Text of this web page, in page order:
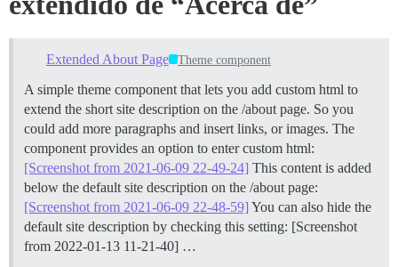
Extended About Page Theme component
A simple theme component that lets you add custom html to
extend the short site description on the /about page. So you
could add more paragraphs and insert links, or images. The
component provides an option to enter custom html:
[Screenshot from 2021-06-09 22-49-24] This content is added
below the default site description on the /about page:
[Screenshot from 2021-06-09 22-48-59] You can also hide the
default site description by checking this setting: [Screenshot
from 2022-01-13 11-21-40] …